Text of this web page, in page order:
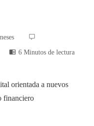
6 Minutos de lectura